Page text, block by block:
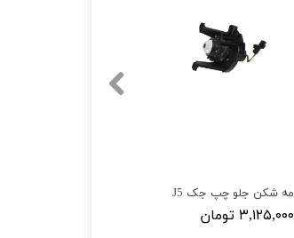
مه شکن جلو چپ جک J5
۳,۱۲۵,۰۰۰ تومان